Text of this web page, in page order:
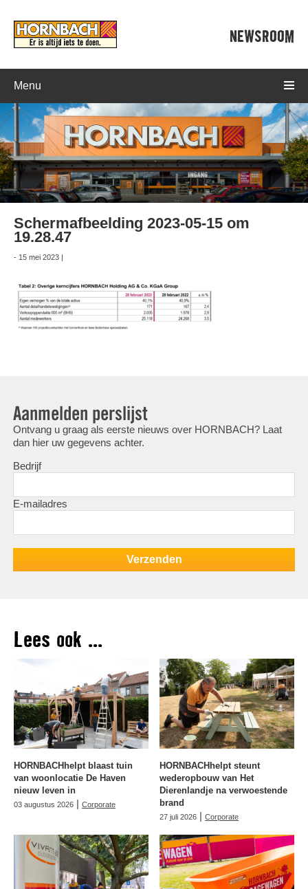
NEWSROOM
Menu
Schermafbeelding 2023-05-15 om
19.28.47
- 15 mei 2023 |
Aanmelden perslijst
Ontvang u graag als eerste nieuws over HORNBACH? Laat
dan hier uw gegevens achter.
Bedrijf
E-mailadres
Lees ook ...
HORNBACHhelpt blaast tuin
van woonlocatie De Haven
nieuw leven in
03 augustus 2026 | Corporate
HORNBACHhelpt steunt
wederopbouw van Het
Dierenlandje na verwoestende
brand
27 juli 2026 | Corporate